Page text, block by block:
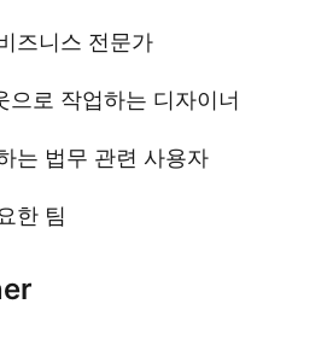
즈니스 전문가
으로 작업하는 디자이너
는 법무 관련 사용자
한 팀